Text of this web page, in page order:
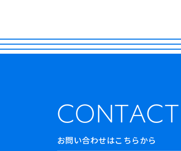
CONTACT
お問い合わせはこちらから